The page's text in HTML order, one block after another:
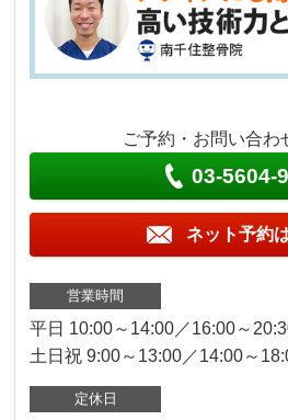
ご予約・お問い合わ
03-5604-
ネット予約
営業時間
平日 10:00～14:00／16:00～
土日祝 9:00～13:00／14:00～
定休日